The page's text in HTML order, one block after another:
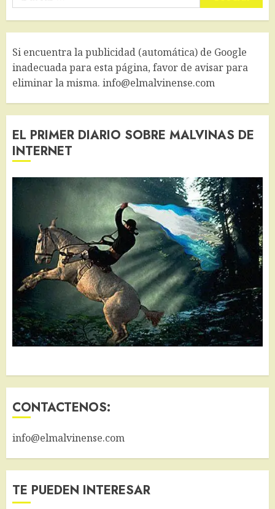
Si encuentra la publicidad (automática) de Google
inadecuada para esta página, favor de avisar para
eliminar la misma. info@elmalvinense.com
EL PRIMER DIARIO SOBRE MALVINAS DE
INTERNET
CONTACTENOS:
info@elmalvinense.com
TE PUEDEN INTERESAR